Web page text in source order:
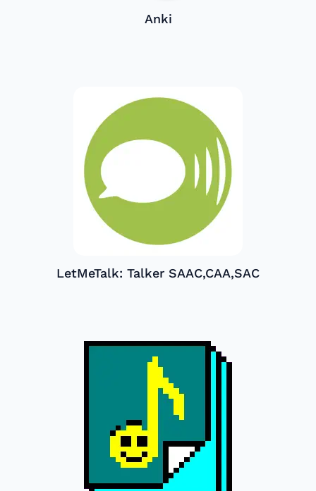
Anki
LetMeTalk: Talker SAAC,CAA,SAC